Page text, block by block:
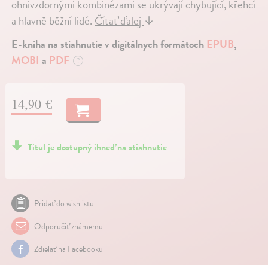
ohnivzdornými kombinézami se ukrývají chybující, křehcí
a hlavně běžní lidé. Čítať ďalej ↓
E-kniha na stiahnutie v digitálnych formátoch EPUB,
MOBI a PDF ?
14,90 €
Titul je dostupný ihneď na stiahnutie
Pridať do wishlistu
Odporučiť známemu
Zdielať na Facebooku